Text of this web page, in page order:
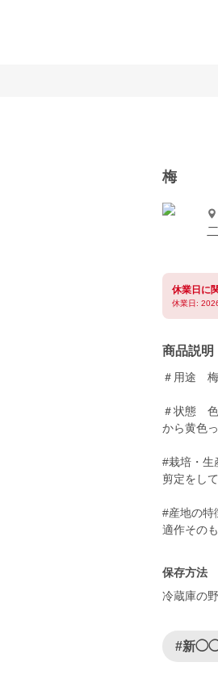
梅
休業日に
休業日:
商品説明
＃用途 梅
＃状態 色
から黄色
#栽培・生
剪定をし
#産地の特
適作その
保存方法
冷蔵庫の
#新